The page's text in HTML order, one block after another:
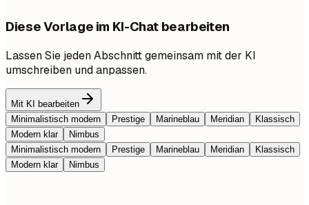
Diese Vorlage im KI-Chat bearbeiten
Lassen Sie jeden Abschnitt gemeinsam mit der KI
umschreiben und anpassen.
Mit KI bearbeiten
Minimalistisch modern
Prestige Marineblau Meridian
Klassisch
Modern klar
Nimbus
Minimalistisch modern
Prestige Marineblau Meridian
Klassisch
Modern klar
Nimbus